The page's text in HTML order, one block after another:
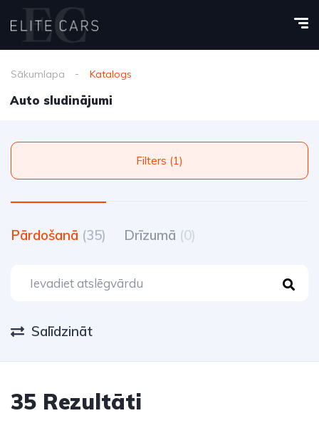
Sākumlapa Katalogs
Auto sludinājumi
Filters (1)
Pārdošanā (35) Drīzumā (0)
Salīdzināt
35 Rezultāti